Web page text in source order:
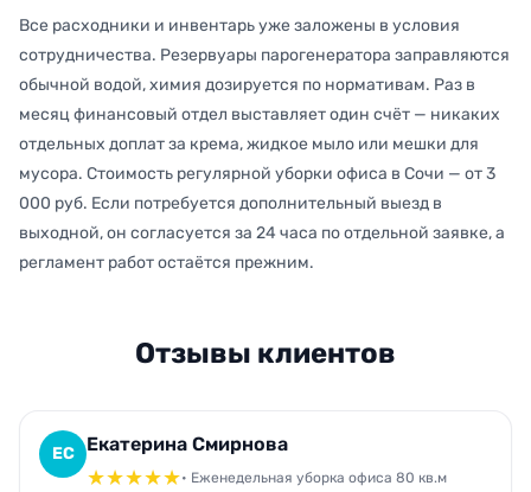
Все расходники и инвентарь уже заложены в условия
сотрудничества. Резервуары парогенератора заправляются
обычной водой, химия дозируется по нормативам. Раз в
месяц финансовый отдел выставляет один счёт — никаких
отдельных доплат за крема, жидкое мыло или мешки для
мусора. Стоимость регулярной уборки офиса в Сочи — от 3
000 руб. Если потребуется дополнительный выезд в
выходной, он согласуется за 24 часа по отдельной заявке, а
регламент работ остаётся прежним.
Отзывы клиентов
ЕС Екатерина Смирнова
★★★★★• Еженедельная уборка офиса 80 кв.м